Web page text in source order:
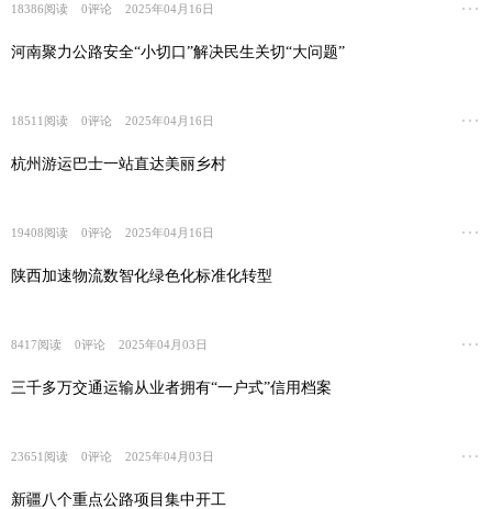
18386阅读 0评论 2025年04月16日
河南聚力公路安全“小切口”解决民生关切“大问题”
18511 阅读 0评论 2025年04月16日
杭州游运巴士一站直达美丽乡村
19408阅读 0评论 2025年04月16日
陕西加速物流数智化绿色化标准化转型
8417阅读 0评论 2025年04月03日
三千多万交通运输从业者拥有“一户式”信用档案
23651 阅读 0评论 2025年04月03日
新疆八个重点公路项目集中开工